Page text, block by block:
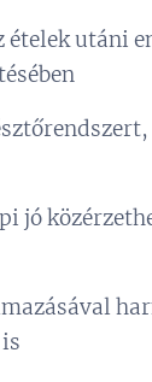
ételek utáni
jó